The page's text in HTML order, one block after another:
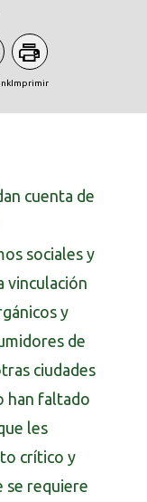
Imprimir
cuenta de
sociales y
vinculación
y
de
ciudades
han faltado
les
crítico y
se requiere